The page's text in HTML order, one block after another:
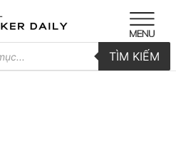
TÌM KIẾM